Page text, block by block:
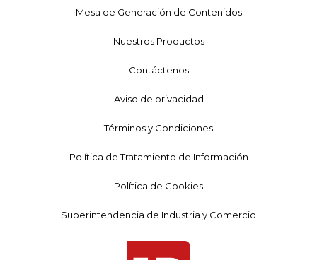
Mesa de Generación de Contenidos
Nuestros Productos
Contáctenos
Aviso de privacidad
Términos y Condiciones
Política de Tratamiento de Información
Política de Cookies
Superintendencia de Industria y Comercio